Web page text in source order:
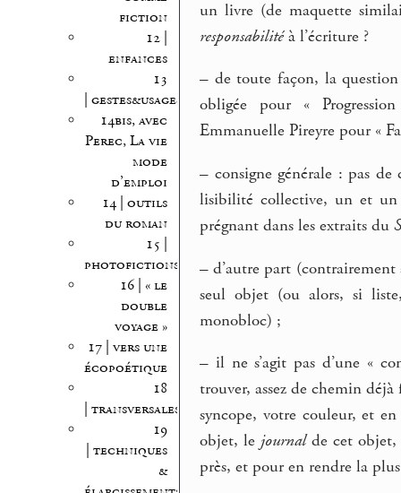
fiction
12 |
enfances
13
| gestes&usages
14bis, avec
Perec, La vie
mode
d’emploi
14 | outils
du roman
15 |
photofictions
16 | « le
double
voyage »
17 | vers une
écopoétique
18
| transversales
19
| techniques
&
un livre (de maquette
responsabilitéà l’écriture ?
– de toute façon, la
obligée pour «
Emmanuelle Pireyre pour «
– consigne générale : pas
lisibilité collective, un et un
prégnant dans les extraits du
– d’autre part
seul objet (ou alors, si
monobloc) ;
– il ne s’agit pas d’une «
trouver, assez de chemin
syncope, votre couleur, et
objet, lejournalde cet objet,
près, et pour en rendre la